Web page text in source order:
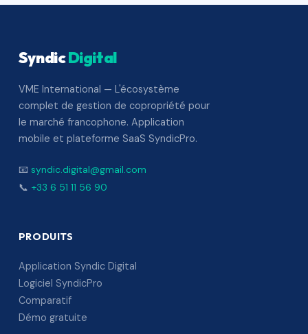
SyndicDigital
VME International — L'écosystème
complet de gestion de copropriété pour
le marché francophone. Application
mobile et plateforme SaaS SyndicPro.
📧 syndic.digital@gmail.com
📞 +33 6 51 11 56 90
PRODUITS
Application Syndic Digital
Logiciel SyndicPro
Comparatif
Démo gratuite